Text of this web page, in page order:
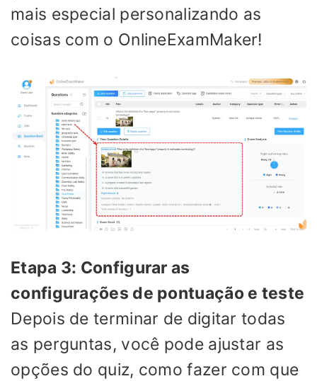
mais especial personalizando as
coisas com o OnlineExamMaker!
Etapa 3: Configurar as
configurações de pontuação e teste
Depois de terminar de digitar todas
as perguntas, você pode ajustar as
opções do quiz, como fazer com que